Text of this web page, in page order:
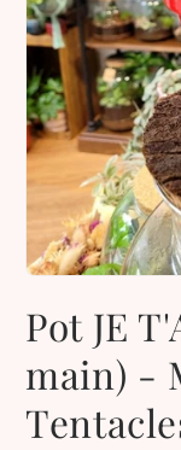
média
1
une
fenêtre
modale
Pot JE
main) -